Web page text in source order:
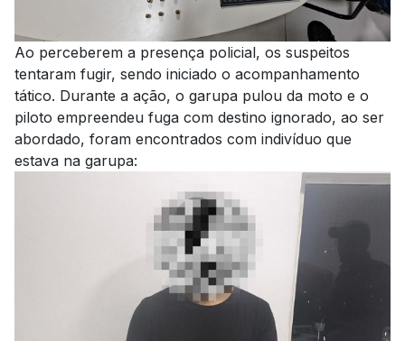
Ao perceberem a presença policial, os suspeitos
tentaram fugir, sendo iniciado o acompanhamento
tático. Durante a ação, o garupa pulou da moto e o
piloto empreendeu fuga com destino ignorado, ao ser
abordado, foram encontrados com indivíduo que
estava na garupa: